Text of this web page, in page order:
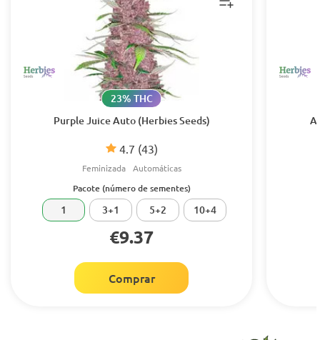
Purple Juice Auto (Herbies Seeds)
4.7 (43)
23% THC
Feminizada Automáticas
Pacote (número de sementes)
1 3+1 5+2 10+4
€9.37
Comprar